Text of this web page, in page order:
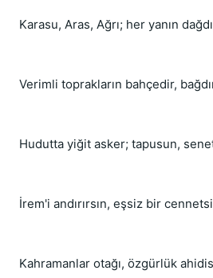
Karasu, Aras, Ağrı; her yanın
Verimli toprakların bahçedir,
Hudutta yiğit asker; tapusun,
İrem'i andırırsın, eşsiz bir
Kahramanlar otağı, özgürlük